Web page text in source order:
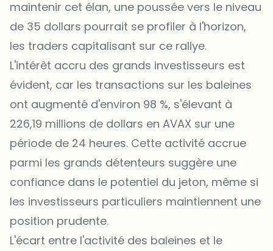
maintenir cet élan, une poussée vers le niveau
de 35 dollars pourrait se profiler à l'horizon,
les traders capitalisant sur ce rallye.
L'intérêt accru des grands investisseurs est
évident, car les transactions sur les baleines
ont augmenté d'environ 98 %, s'élevant à
226,19 millions de dollars en AVAX sur une
période de 24 heures. Cette activité accrue
parmi les grands détenteurs suggère une
confiance dans le potentiel du jeton, même si
les investisseurs particuliers maintiennent une
position prudente.
L'écart entre l'activité des baleines et le